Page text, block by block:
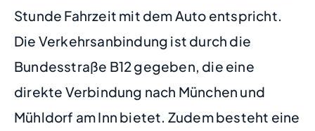
Stunde Fahrzeit mit dem Auto entspricht.
Die Verkehrsanbindung ist durch die
Bundesstraße B12 gegeben, die eine
direkte Verbindung nach München und
Mühldorf am Inn bietet. Zudem besteht eine